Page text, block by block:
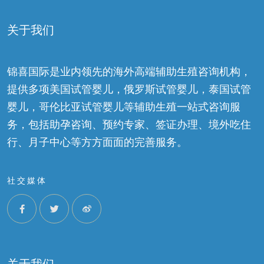
关于我们
锦喜国际是业内领先的海外高端辅助生殖咨询机构，
提供多项美国试管婴儿，俄罗斯试管婴儿，泰国试管
婴儿，哥伦比亚试管婴儿等辅助生殖一站式咨询服
务，包括助孕咨询、预约专家、签证办理、境外吃住
行、月子中心等方方面面的完善服务。
社交媒体